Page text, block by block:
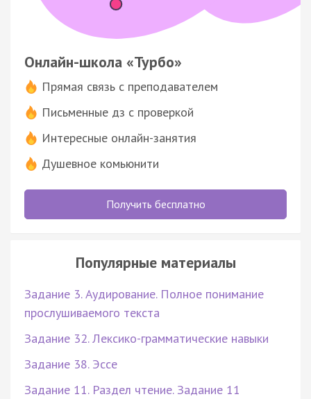
Онлайн-школа «Турбо»
Прямая связь с преподавателем
Письменные дз с проверкой
Интересные онлайн-занятия
Душевное комьюнити
Получить бесплатно
Популярные материалы
Задание 3. Аудирование. Полное понимание
прослушиваемого текста
Задание 32. Лексико-грамматические навыки
Задание 38. Эссе
Задание 11. Раздел чтение. Задание 11